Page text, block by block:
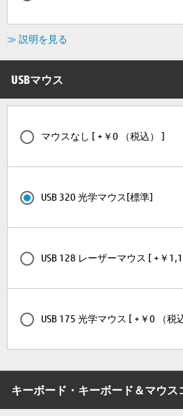
≫ 説明を見る
USBマウス
マウスなし [ +￥0 （税込） ]
USB 320 光学マウス[標準]
USB 128 レーザーマウス [ +￥
USB 175 光学マウス [ +￥0 （税
キーボード・キーボード＆マウス